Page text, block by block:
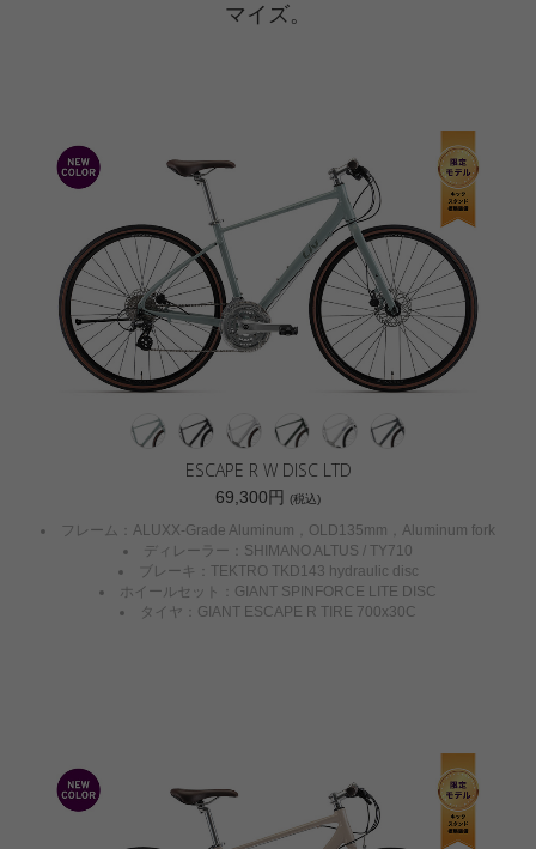
マイズ。
ESCAPE R W DISC LTD
69,300円 (税込)
フレーム：ALUXX-Grade Aluminum，OLD135mm，Aluminum fork
ディレーラー：SHIMANO ALTUS / TY710
ブレーキ：TEKTRO TKD143 hydraulic disc
ホイールセット：GIANT SPINFORCE LITE DISC
タイヤ：GIANT ESCAPE R TIRE 700x30C